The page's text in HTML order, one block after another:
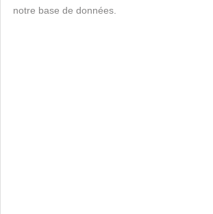
notre base de données.